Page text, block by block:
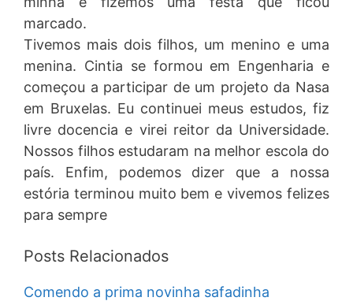
marcado.
Tivemos mais dois filhos, um menino e uma
menina. Cintia se formou em Engenharia e
começou a participar de um projeto da Nasa
em Bruxelas. Eu continuei meus estudos, fiz
livre docencia e virei reitor da Universidade.
Nossos filhos estudaram na melhor escola do
país. Enfim, podemos dizer que a nossa
estória terminou muito bem e vivemos felizes
para sempre
Posts Relacionados
Comendo a prima novinha safadinha